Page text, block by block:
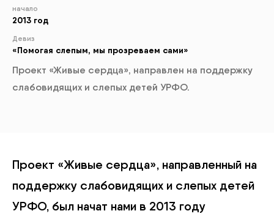
начало
2013 год
Девиз
«Помогая слепым, мы прозреваем сами»
Проект «Живые сердца», направлен на поддержку
слабовидящих и слепых детей УРФО.
Проект «Живые сердца», направленный на
поддержку слабовидящих и слепых детей
УРФО, был начат нами в 2013 году